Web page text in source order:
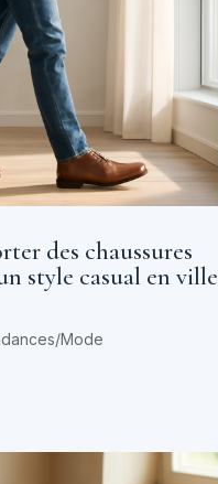
des chaussures
style casual en ville
Mode